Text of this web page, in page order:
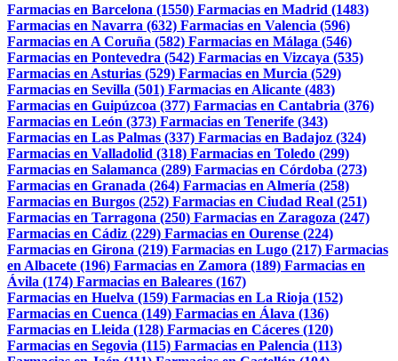
Farmacias en Barcelona (1550) Farmacias en Madrid (1483)
Farmacias en Navarra (632) Farmacias en Valencia (596)
Farmacias en A Coruña (582) Farmacias en Málaga (546)
Farmacias en Pontevedra (542) Farmacias en Vizcaya (535)
Farmacias en Asturias (529) Farmacias en Murcia (529)
Farmacias en Sevilla (501) Farmacias en Alicante (483)
Farmacias en Guipúzcoa (377) Farmacias en Cantabria (376)
Farmacias en León (373) Farmacias en Tenerife (343)
Farmacias en Las Palmas (337) Farmacias en Badajoz (324)
Farmacias en Valladolid (318) Farmacias en Toledo (299)
Farmacias en Salamanca (289) Farmacias en Córdoba (273)
Farmacias en Granada (264) Farmacias en Almería (258)
Farmacias en Burgos (252) Farmacias en Ciudad Real (251)
Farmacias en Tarragona (250) Farmacias en Zaragoza (247)
Farmacias en Cádiz (229) Farmacias en Ourense (224)
Farmacias en Girona (219) Farmacias en Lugo (217) Farmacias
en Albacete (196) Farmacias en Zamora (189) Farmacias en
Ávila (174) Farmacias en Baleares (167)
Farmacias en Huelva (159) Farmacias en La Rioja (152)
Farmacias en Cuenca (149) Farmacias en Álava (136)
Farmacias en Lleida (128) Farmacias en Cáceres (120)
Farmacias en Segovia (115) Farmacias en Palencia (113)